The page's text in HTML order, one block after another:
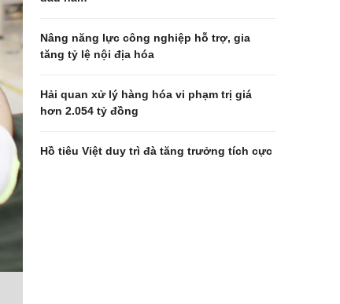
Nâng năng lực công nghiệp hỗ trợ, gia
tăng tỷ lệ nội địa hóa
Hải quan xử lý hàng hóa vi phạm trị giá
hơn 2.054 tỷ đồng
Hồ tiêu Việt duy trì đà tăng trưởng tích cực